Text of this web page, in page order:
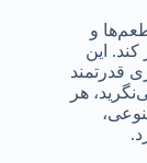
و
این
قدرتمند
هر